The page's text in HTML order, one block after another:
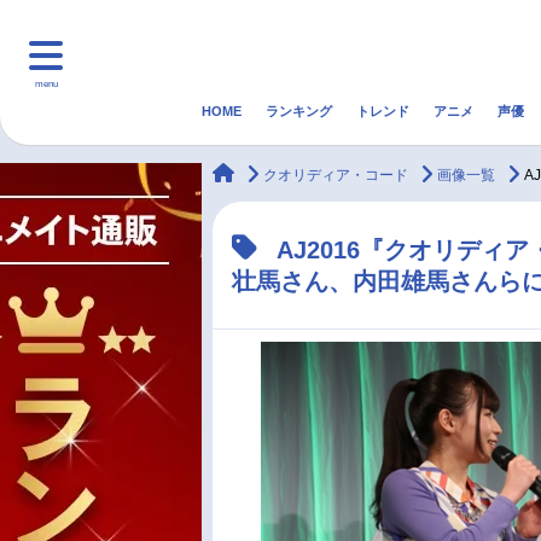
menu
マンガ・ラノベ ゲーム・アプリ 音楽
アニメ記事一覧
声優記事一覧
HOME ランキング トレンド アニメ 声優
animateTimes
クオリディア・コード 画像一覧
AJ2016『クオリディア
壮馬さん、内田雄馬さんら